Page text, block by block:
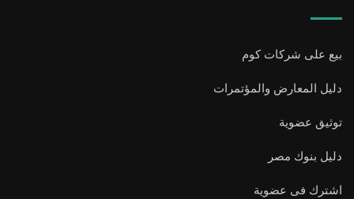
بيع على شركات كوم
دليل المعارض والمؤتمرات
توثيق عضوية
دليل بنوك مصر
اشترك فى عضوية